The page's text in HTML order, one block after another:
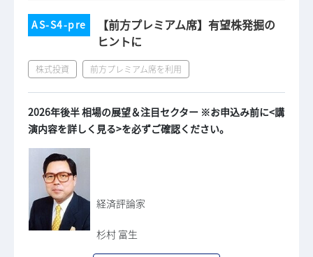
AS-S4-pre
【前方プレミアム席】有望株発掘の
ヒントに
株式投資 前方プレミアム席を利用
2026年後半 相場の展望＆注目セクター ※お申込み前に<講
演内容を詳しく見る>を必ずご確認ください。
経済評論家
杉村 富生